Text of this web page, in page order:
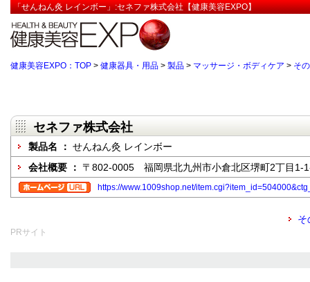
「せんねん灸 レインボー」:セネファ株式会社【健康美容EXPO】
健康美容EXPO：TOP > 健康器具・用品 > 製品 > マッサージ・ボディケア > そ
セネファ株式会社
製品名 ： せんねん灸 レインボー
会社概要 ： 〒802-0005 福岡県北九州市小倉北区堺町2丁目1-
https://www.1009shop.net/
そ
PRサイト